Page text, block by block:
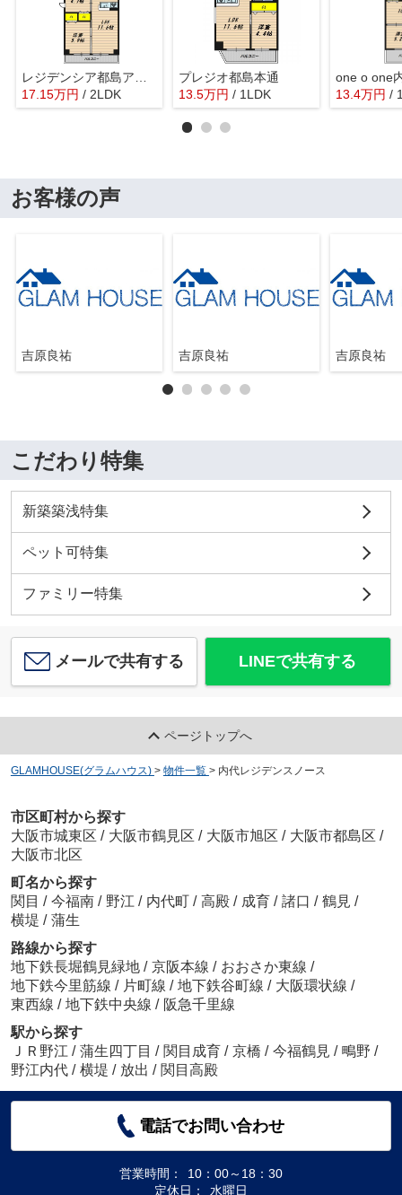
17.15万円 / 2LDK
プレジオ都島本通
13.5万円 / 1LDK
one o one
13.4万円 /
お客様の声
吉原良祐 吉原良祐 吉原良祐
こだわり特集
新築築浅特集
ペット可特集
ファミリー特集
メールで共有する LINEで共有する
ページトップへ
GLAMHOUSE(グラムハウス) > 物件一覧 > 内代レジデンスノース
市区町村から探す
大阪市城東区 / 大阪市鶴見区 / 大阪市旭区 / 大阪市都島区 /
大阪市北区
町名から探す
関目 / 今福南 / 野江 / 内代町 / 高殿 / 成育 / 諸口 / 鶴見 /
横堤 / 蒲生
路線から探す
地下鉄長堀鶴見緑地 / 京阪本線 / おおさか東線 /
地下鉄今里筋線 / 片町線 / 地下鉄谷町線 / 大阪環状線 /
東西線 / 地下鉄中央線 / 阪急千里線
駅から探す
ＪＲ野江 / 蒲生四丁目 / 関目成育 / 京橋 / 今福鶴見 / 鴫野 /
野江内代 / 横堤 / 放出 / 関目高殿
電話でお問い合わせ
営業時間：
10：00～18：30
定休日：
水曜日